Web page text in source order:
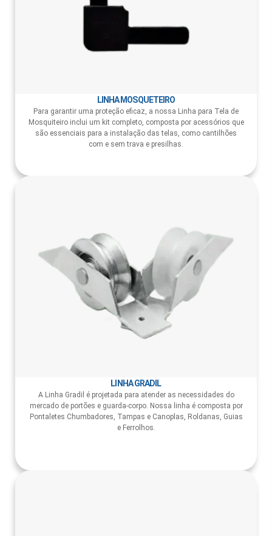
LINHA MOSQUETEIRO
Para garantir uma proteção eficaz, a nossa Linha para Tela de
Mosquiteiro inclui um kit completo, composta por acessórios que
são essenciais para a instalação das telas, como cantilhões
com e sem trava e presilhas.
LINHA GRADIL
A Linha Gradil é projetada para atender as necessidades do
mercado de portões e guarda-corpo. Nossa linha é composta por
Pontaletes Chumbadores, Tampas e Canoplas, Roldanas, Guias
e Ferrolhos.